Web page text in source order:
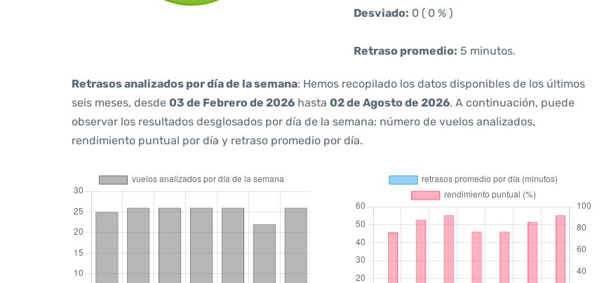
Desviado: 0 ( 0 % )
Retraso promedio: 5 minutos.
Retrasos analizados por día de la semana: Hemos recopilado los datos disponibles de los últimos
seis meses, desde 03 de Febrero de 2026 hasta 02 de Agosto de 2026. A continuación, puede
observar los resultados desglosados por día de la semana: número de vuelos analizados,
rendimiento puntual por día y retraso promedio por día.